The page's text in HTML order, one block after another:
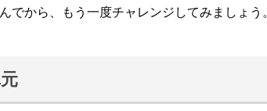
でから、もう一度チャレンジしてみましょう。